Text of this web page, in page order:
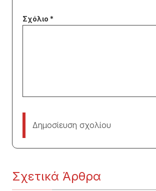
Δημοσίευση σχολίου
Σχετικά Άρθρα